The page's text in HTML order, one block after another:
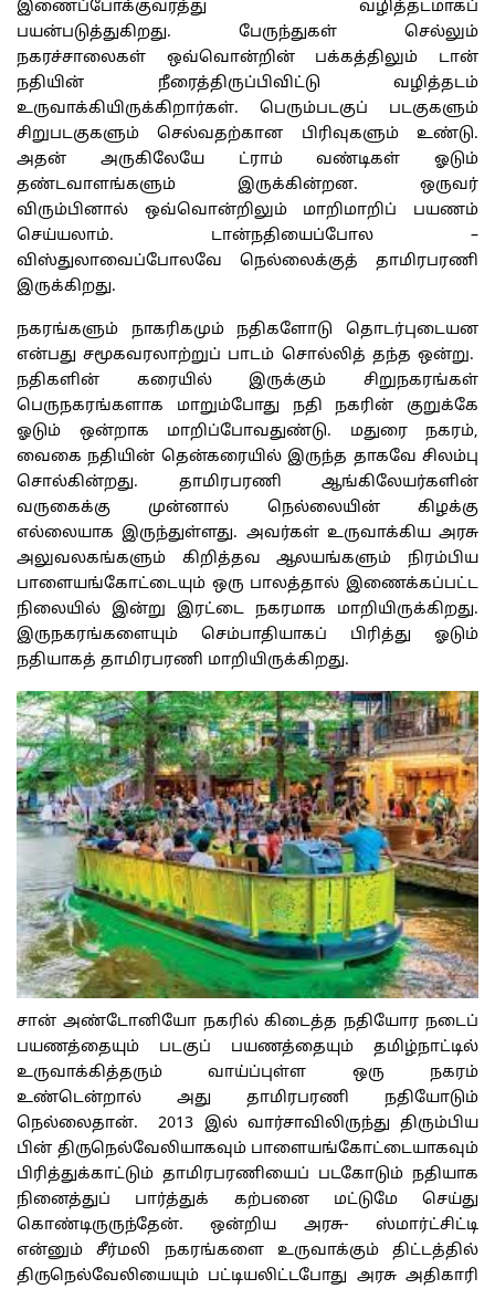
இணைப்போக்குவரத்து வழித்தடமாகப்
பயன்படுத்துகிறது. பேருந்துகள் செல்லும்
நகரச்சாலைகள் ஒவ்வொன்றின் பக்கத்திலும் டான்
நதியின் நீரைத்திருப்பிவிட்டு வழித்தடம்
உருவாக்கியிருக்கிறார்கள். பெரும்படகுப் படகுகளும்
சிறுபடகுகளும் செல்வதற்கான பிரிவுகளும் உண்டு.
அதன் அருகிலேயே ட்ராம் வண்டிகள் ஓடும்
தண்டவாளங்களும் இருக்கின்றன. ஒருவர்
விரும்பினால் ஒவ்வொன்றிலும் மாறிமாறிப் பயணம்
செய்யலாம். டான்நதியைப்போல –
விஸ்துலாவைப்போலவே நெல்லைக்குத் தாமிரபரணி
இருக்கிறது.
நகரங்களும் நாகரிகமும் நதிகளோடு தொடர்புடையன
என்பது சமூகவரலாற்றுப் பாடம் சொல்லித் தந்த ஒன்று.
நதிகளின் கரையில் இருக்கும் சிறுநகரங்கள்
பெருநகரங்களாக மாறும்போது நதி நகரின் குறுக்கே
ஓடும் ஒன்றாக மாறிப்போவதுண்டு. மதுரை நகரம்,
வைகை நதியின் தென்கரையில் இருந்த தாகவே சிலம்பு
சொல்கின்றது. தாமிரபரணி ஆங்கிலேயர்களின்
வருகைக்கு முன்னால் நெல்லையின் கிழக்கு
எல்லையாக இருந்துள்ளது. அவர்கள் உருவாக்கிய அரசு
அலுவலகங்களும் கிறித்தவ ஆலயங்களும் நிரம்பிய
பாளையங்கோட்டையும் ஒரு பாலத்தால் இணைக்கப்பட்ட
நிலையில் இன்று இரட்டை நகரமாக மாறியிருக்கிறது.
இருநகரங்களையும் செம்பாதியாகப் பிரித்து ஓடும்
நதியாகத் தாமிரபரணி மாறியிருக்கிறது.
சான் அண்டோனியோ நகரில் கிடைத்த நதியோர நடைப்
பயணத்தையும் படகுப் பயணத்தையும் தமிழ்நாட்டில்
உருவாக்கித்தரும் வாய்ப்புள்ள ஒரு நகரம்
உண்டென்றால் அது தாமிரபரணி நதியோடும்
நெல்லைதான். 2013 இல் வார்சாவிலிருந்து திரும்பிய
பின் திருநெல்வேலியாகவும் பாளையங்கோட்டையாகவும்
பிரித்துக்காட்டும் தாமிரபரணியைப் படகோடும் நதியாக
நினைத்துப் பார்த்துக் கற்பனை மட்டுமே செய்து
கொண்டிருருந்தேன். ஒன்றிய அரசு- ஸ்மார்ட்சிட்டி
என்னும் சீர்மலி நகரங்களை உருவாக்கும் திட்டத்தில்
திருநெல்வேலியையும் பட்டியலிட்டபோது அரசு அதிகாரி